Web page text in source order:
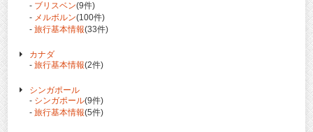
- ブリスベン(9件)
- メルボルン(100件)
- 旅行基本情報(33件)
カナダ
- 旅行基本情報(2件)
シンガポール
- シンガポール(9件)
- 旅行基本情報(5件)